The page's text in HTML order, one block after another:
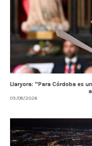
Llaryora: “Para Córdoba es
05/08/2026